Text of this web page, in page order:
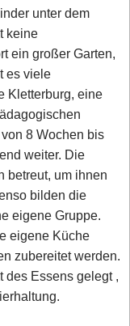
unter dem
keine
ein großer Garten,
es viele
Kletterburg, eine
8 Wochen bis
weiter. Die
betreut, um ihnen
bilden die
eigene Gruppe.
eigene Küche
zubereitet werden.
des Essens gelegt ,